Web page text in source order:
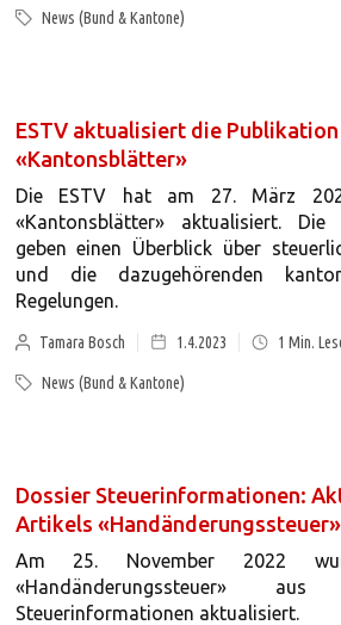
News (Bund & Kantone)
ESTV aktualisiert die Publikation
«Kantonsblätter»
Die ESTV hat am 27. März
«Kantonsblätter» aktualisiert.
geben einen Überblick über
und die dazugehörenden
Regelungen.
Tamara Bosch 1.4.2023 1 Min.
News (Bund & Kantone)
Dossier Steuerinformationen:
Artikels «Handänderungssteuer»
Am 25. November 2022
«Handänderungssteuer»
Steuerinformationen aktualisiert.